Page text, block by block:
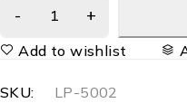
Add to wishlist
SKU:
LP-5002